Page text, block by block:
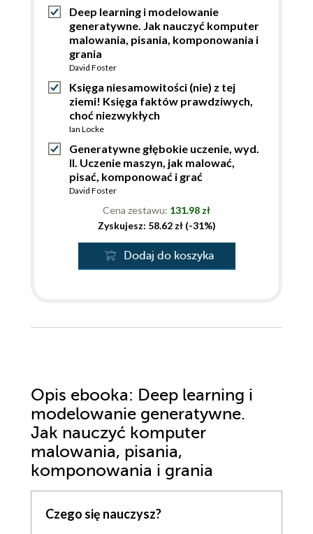
Deep learning i modelowanie
generatywne. Jak nauczyć komputer
malowania, pisania, komponowania i
grania
David Foster
Księga niesamowitości (nie) z tej
ziemi! Księga faktów prawdziwych,
choć niezwykłych
Ian Locke
Generatywne głębokie uczenie, wyd.
II. Uczenie maszyn, jak malować,
pisać, komponować i grać
David Foster
Cena zestawu: 131.98 zł
Zyskujesz: 58.62 zł (-31%)
Dodaj do koszyka
Opis ebooka: Deep learning i
modelowanie generatywne.
Jak nauczyć komputer
malowania, pisania,
komponowania i grania
Czego się nauczysz?